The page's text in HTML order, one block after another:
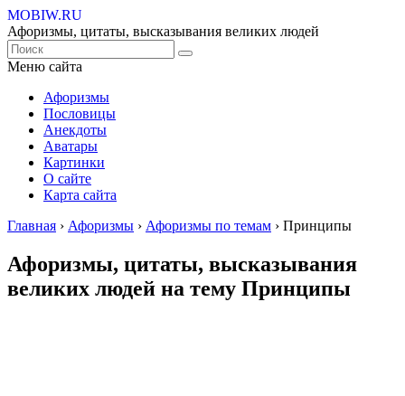
MOBIW.RU
Афоризмы, цитаты, высказывания великих людей
Меню сайта
Афоризмы
Пословицы
Анекдоты
Аватары
Картинки
О сайте
Карта сайта
Главная › Афоризмы › Афоризмы по темам › Принципы
Афоризмы, цитаты, высказывания
великих людей на тему Принципы